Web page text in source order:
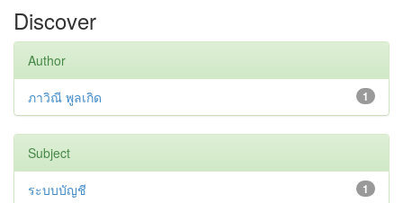
Discover
Author
1
ภาวิณี พูลเกิด
Subject
1
ระบบบัญชี